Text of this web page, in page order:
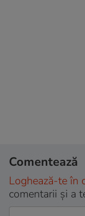
Comentează
Loghează-te în
comentarii și a